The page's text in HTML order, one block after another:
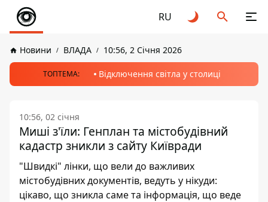
RU
Новини ВЛАДА 10:56, 2 Січня 2026
ТОПТЕМА: Відключення світла у столиці
10:56, 02 січня
Миші з'їли: Генплан та містобудівний
кадастр зникли з сайту Київради
"Швидкі" лінки, що вели до важливих
містобудівних документів, ведуть у нікуди:
цікаво, що зникла саме та інформація, що веде